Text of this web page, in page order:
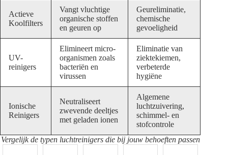
Actieve
Koolfilters
Vangt vluchtige
organische stoffen
en geuren op
Geureliminatie,
chemische
gevoeligheid
UV-
reinigers
Elimineert micro-
organismen zoals
bacteriën en
virussen
Eliminatie van
ziektekiemen,
verbeterde
hygiëne
Ionische
Reinigers
Neutraliseert
zwevende deeltjes
met geladen ionen
Algemene
luchtzuivering,
schimmel- en
stofcontrole
Vergelijk de typen luchtreinigers die bij jouw behoeften passen